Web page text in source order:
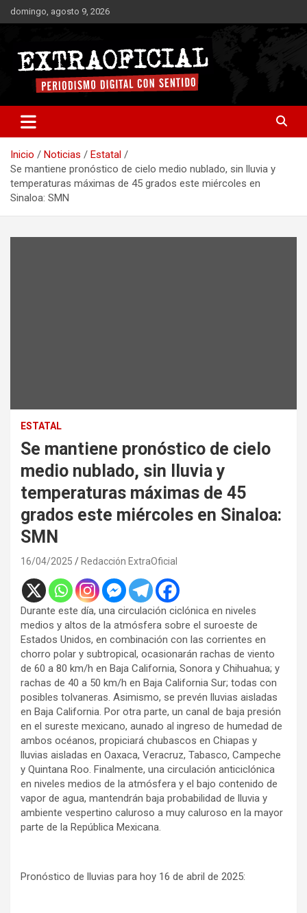
Saltar
al
domingo, agosto 9, 2026
Extraoficial
Inicio Noticias
Estatal
Se mantiene pronóstico de cielo medio nublado, sin lluvia y
temperaturas máximas de 45 grados este miércoles en
Sinaloa: SMN
ESTATAL
Se mantiene pronóstico de cielo
medio nublado, sin lluvia y
temperaturas máximas de 45
grados este miércoles en Sinaloa:
SMN
16/04/2025 Redacción ExtraOficial
Durante este día, una circulación ciclónica en niveles
medios y altos de la atmósfera sobre el suroeste de
Estados Unidos, en combinación con las corrientes en
chorro polar y subtropical, ocasionarán rachas de viento
de 60 a 80 km/h en Baja California, Sonora y Chihuahua; y
rachas de 40 a 50 km/h en Baja California Sur; todas con
posibles tolvaneras. Asimismo, se prevén lluvias aisladas
en Baja California. Por otra parte, un canal de baja presión
en el sureste mexicano, aunado al ingreso de humedad de
ambos océanos, propiciará chubascos en Chiapas y
lluvias aisladas en Oaxaca, Veracruz, Tabasco, Campeche
y Quintana Roo. Finalmente, una circulación anticiclónica
en niveles medios de la atmósfera y el bajo contenido de
vapor de agua, mantendrán baja probabilidad de lluvia y
ambiente vespertino caluroso a muy caluroso en la mayor
parte de la República Mexicana.
Pronóstico de lluvias para hoy 16 de abril de 2025: